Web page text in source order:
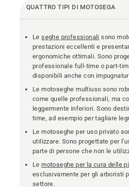
QUATTRO TIPI DI MOTOSEGA
Leseghe professionali sono
prestazioni eccellenti e
ergonomiche ottimali. Sono
professionale full-time o part-
disponibili anche con
Le motoseghe multiuso sono
come quelle professionali, ma
leggermente inferiori. Sono
time, ad esempio per tagliare
Le motoseghe per uso privato
utilizzare. Sono progettate per
parte di persone che non le
Lemotoseghe per la cura delle
esclusivamente per gli arboristi
settore.